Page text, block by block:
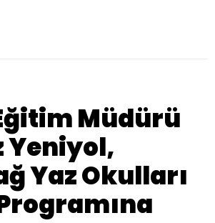
Müdürü
Yeniyol,
Yaz Okulları